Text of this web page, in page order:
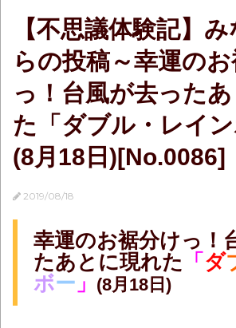
【不思議体験記】
らの投稿～幸運の
っ！台風が去った
た「ダブル・レイ
(8月18日)[No.0086]
2019/08/18
幸運のお裾分けっ！
たあとに現れた 「 ダ
ボー 」 (8月18日)